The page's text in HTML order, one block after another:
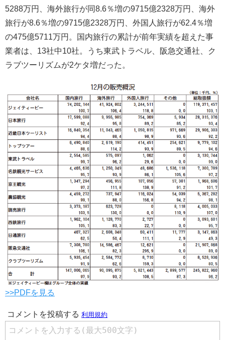
5288万円、海外旅行が同8.6％増の9715億2328万円、海外
旅行が8.6％増の9715億2328万円、外国人旅行が62.4％増
の475億5711万円。国内旅行の累計が前年実績を超えた事
業者は、13社中10社。うち東武トラベル、阪急交通社、ク
ラブツーリズムが2ケタ増だった。
>>PDFを見る